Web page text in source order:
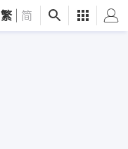
繁 简